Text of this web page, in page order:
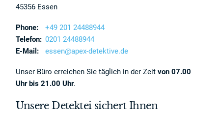
45356 Essen
Phone:
+49 201 24488944
Telefon: 0201 24488944
E-Mail:
essen@apex-detektive.de
Unser Büro erreichen Sie täglich in der Zeitvon 07.00
Uhr bis 21.00 Uhr.
Unsere Detektei sichert Ihnen